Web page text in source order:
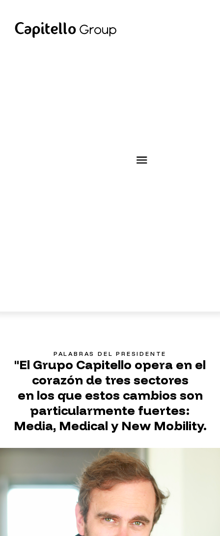
PALABRAS DEL PRESIDENTE
"El Grupo Capitello opera en el
corazón de tres sectores
en los que estos cambios son
particularmente fuertes:
Media, Medical y New Mobility.